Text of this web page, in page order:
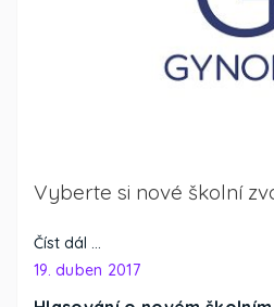
19. duben 2017
Vyberte si nové školní
Číst dál …